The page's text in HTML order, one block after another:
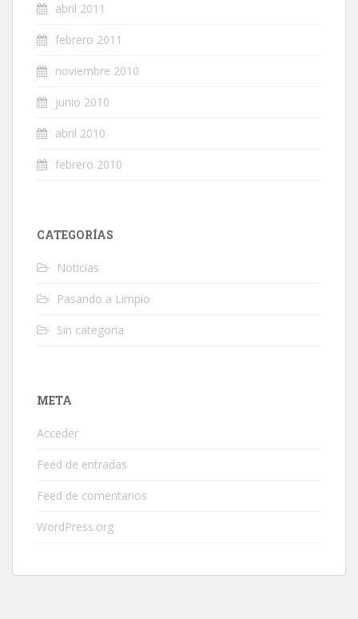
abril 2011
febrero 2011
noviembre 2010
junio 2010
abril 2010
febrero 2010
CATEGORÍAS
Noticias
Pasando a Limpio
Sin categoría
META
Acceder
Feed de entradas
Feed de comentarios
WordPress.org